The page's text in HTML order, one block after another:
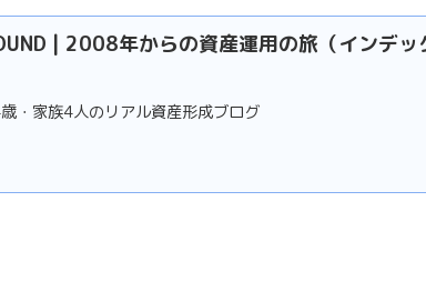
| 2008年からの資産運用の旅（インデッ
・家族4人のリアル資産形成ブログ